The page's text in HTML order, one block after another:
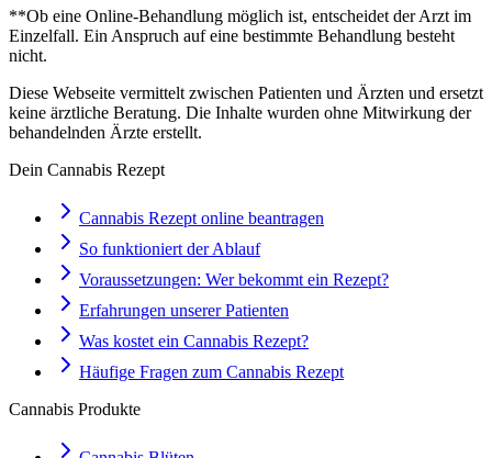
**Ob eine Online-Behandlung möglich ist, entscheidet der Arzt im
Einzelfall. Ein Anspruch auf eine bestimmte Behandlung besteht
nicht.
Diese Webseite vermittelt zwischen Patienten und Ärzten und ersetzt
keine ärztliche Beratung. Die Inhalte wurden ohne Mitwirkung der
behandelnden Ärzte erstellt.
Dein Cannabis Rezept
Cannabis Rezept online beantragen
So funktioniert der Ablauf
Voraussetzungen: Wer bekommt ein Rezept?
Erfahrungen unserer Patienten
Was kostet ein Cannabis Rezept?
Häufige Fragen zum Cannabis Rezept
Cannabis Produkte